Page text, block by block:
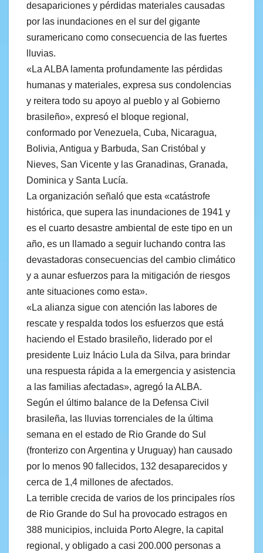
desapariciones y pérdidas materiales causadas
por las inundaciones en el sur del gigante
suramericano como consecuencia de las fuertes
lluvias.
«La ALBA lamenta profundamente las pérdidas
humanas y materiales, expresa sus condolencias
y reitera todo su apoyo al pueblo y al Gobierno
brasileño», expresó el bloque regional,
conformado por Venezuela, Cuba, Nicaragua,
Bolivia, Antigua y Barbuda, San Cristóbal y
Nieves, San Vicente y las Granadinas, Granada,
Dominica y Santa Lucía.
La organización señaló que esta «catástrofe
histórica, que supera las inundaciones de 1941 y
es el cuarto desastre ambiental de este tipo en un
año, es un llamado a seguir luchando contra las
devastadoras consecuencias del cambio climático
y a aunar esfuerzos para la mitigación de riesgos
ante situaciones como esta».
«La alianza sigue con atención las labores de
rescate y respalda todos los esfuerzos que está
haciendo el Estado brasileño, liderado por el
presidente Luiz Inácio Lula da Silva, para brindar
una respuesta rápida a la emergencia y asistencia
a las familias afectadas», agregó la ALBA.
Según el último balance de la Defensa Civil
brasileña, las lluvias torrenciales de la última
semana en el estado de Rio Grande do Sul
(fronterizo con Argentina y Uruguay) han causado
por lo menos 90 fallecidos, 132 desaparecidos y
cerca de 1,4 millones de afectados.
La terrible crecida de varios de los principales ríos
de Rio Grande do Sul ha provocado estragos en
388 municipios, incluida Porto Alegre, la capital
regional, y obligado a casi 200.000 personas a